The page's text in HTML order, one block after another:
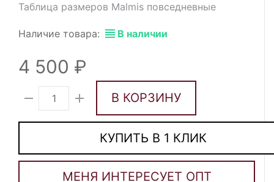
Таблица размеров Malmis повседневные
Наличие товара: В наличии
4 500
В КОРЗИНУ
КУПИТЬ В 1 КЛИК